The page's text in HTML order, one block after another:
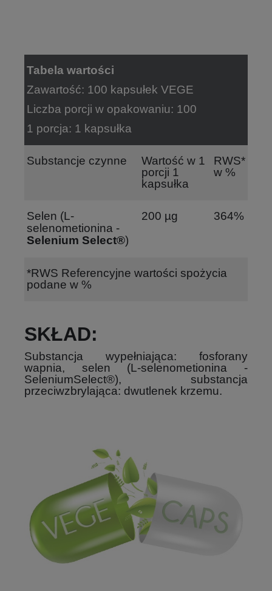
Tabela wartości
Zawartość: 100 kapsułek VEGE
Liczba porcji w opakowaniu: 100
1 porcja: 1 kapsułka
Substancje czynne
Wartość w 1
porcji 1
kapsułka
RWS*
w %
Selen (L-
selenometionina -
Selenium Select®)
200 µg 364%
*RWS Referencyjne wartości spożycia
podane w %
SKŁAD:
Substancja wypełniająca: fosforany
wapnia, selen (L-selenometionina -
SeleniumSelect®), substancja
przeciwzbrylająca: dwutlenek krzemu.